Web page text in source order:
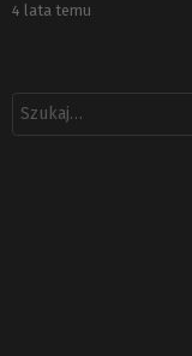
4 lata temu